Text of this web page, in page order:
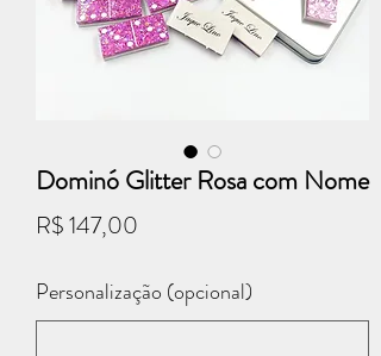
Dominó Glitter Rosa com Nome
R$ 147,00
Personalização (opcional)